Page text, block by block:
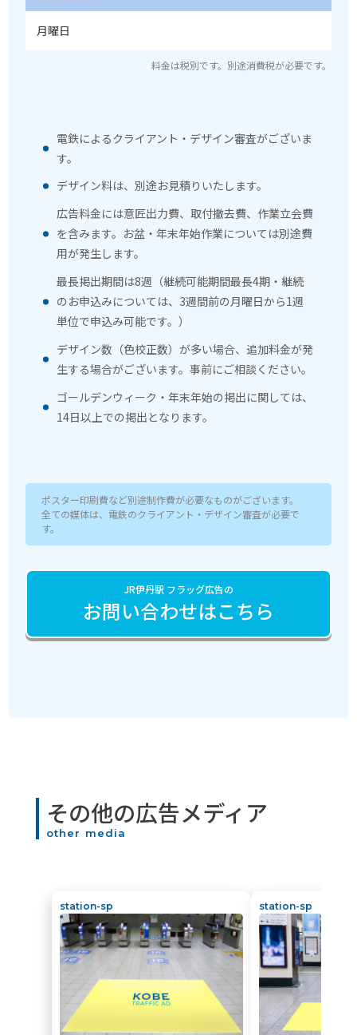
月曜日
料金は税別です。別途消費税が必要です。
電鉄によるクライアント・デザイン審査がございま
す。
デザイン料は、別途お見積りいたします。
広告料金には意匠出力費、取付撤去費、作業立会費
を含みます。お盆・年末年始作業については別途費
用が発生します。
最長掲出期間は8週（継続可能期間最長4期・継続
のお申込みについては、3週間前の月曜日から1週
単位で申込み可能です。）
デザイン数（色校正数）が多い場合、追加料金が発
生する場合がございます。事前にご相談ください。
ゴールデンウィーク・年末年始の掲出に関しては、
14日以上での掲出となります。
ポスター印刷費など別途制作費が必要なものがございます。
全ての媒体は、電鉄のクライアント・デザイン審査が必要で
す。
JR伊丹駅 フラッグ広告の
お問い合わせはこちら
その他の広告メディア
other media
station-sp station-sp